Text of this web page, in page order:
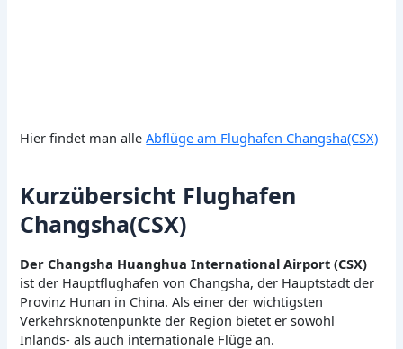
Hier findet man alleAbflüge am Flughafen Changsha(CSX)
Kurzübersicht Flughafen
Changsha(CSX)
Der Changsha Huanghua International Airport (CSX)
ist der Hauptflughafen von Changsha, der Hauptstadt der
Provinz Hunan in China. Als einer der wichtigsten
Verkehrsknotenpunkte der Region bietet er sowohl
Inlands- als auch internationale Flüge an.